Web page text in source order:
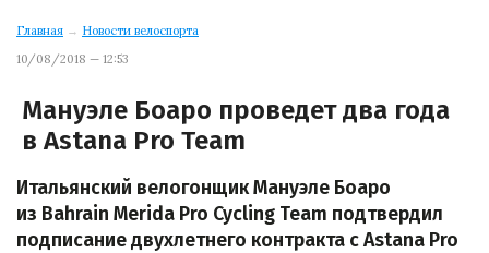
Главная → Новости велоспорта
10/08/2018 — 12:53
Мануэле Боаро проведет два года
в Astana Pro Team
Итальянский велогонщик Мануэле Боаро
из Bahrain Merida Pro Cycling Team подтвердил
подписание двухлетнего контракта с Astana Pro